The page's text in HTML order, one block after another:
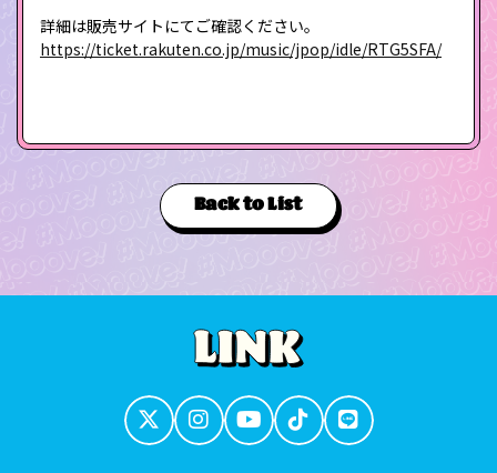
詳細は販売サイトにてご確認ください。
https://ticket.rakuten.co.jp/music/jpop/idle/RTG5SFA/
Back to List